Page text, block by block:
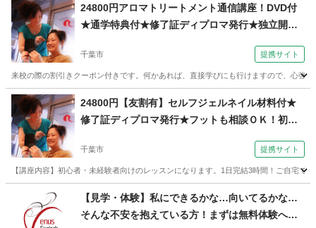
24800円アロマトリートメント通信講座！DVD付
★通学特典付★修了証ディプロマ発行★独立開
千葉校）
千葉市 提携サイト
来校の際の割引きクーポン付きです。何かあれば、直接学びにも行けますので、心強
千葉 千葉市 マッサージ
24800円【友割有】セルフジェルネイル材料付★
修了証ディプロマ発行★フットも相談ＯＫ！初心
葉校）
千葉市 提携サイト
【講座内容】初心者・未経験者向けのレッスンになります。1日完結3時間！ご自宅
千葉市 ネイル
【見学・体験】私にできるかな…向いてるかな…
そんな不安を抱えている方！まずは無料体験へ☆6